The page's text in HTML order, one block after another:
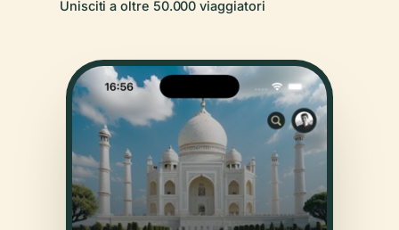
Unisciti a oltre 50.000 viaggiatori